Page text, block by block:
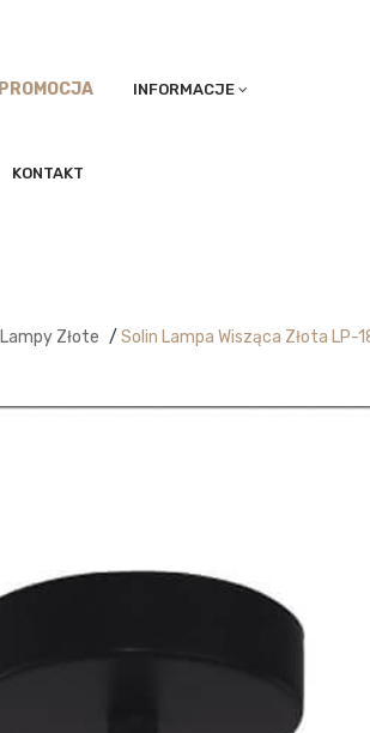
PROMOCJA INFORMACJE
KONTAKT
Lampy Złote / Solin Lampa Wisząca Złota LP-